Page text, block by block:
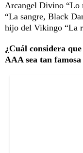
Arcangel Divino “Lo
“La sangre, Black
hijo del Vikingo “La
¿Cuál considera
AAA sea tan